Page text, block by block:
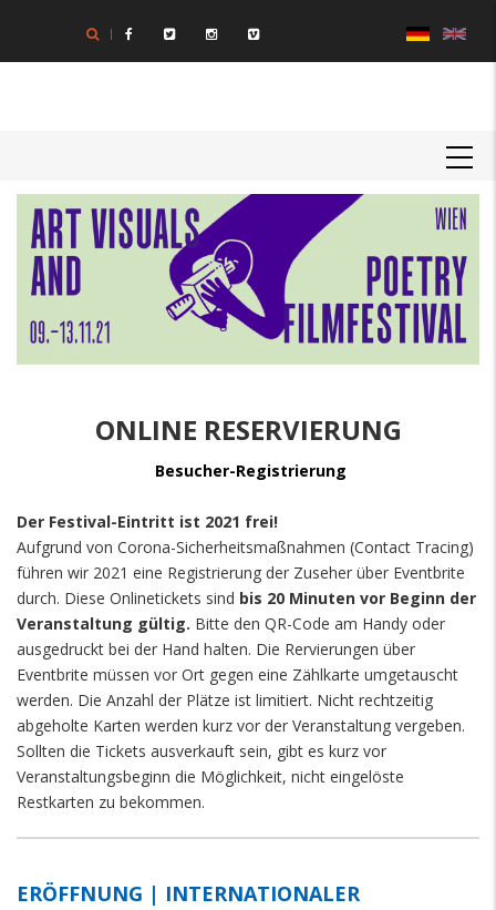
Inhalt
Textkörper
ONLINE RESERVIERUNG
Besucher-Registrierung
Der Festival-Eintritt ist 2021 frei!
Aufgrund von Corona-Sicherheitsmaßnahmen (Contact Tracing)
führen wir 2021 eine Registrierung der Zuseher über Eventbrite
durch. Diese Onlinetickets sind bis 20 Minuten vor Beginn der
Veranstaltung gültig. Bitte den QR-Code am Handy oder
ausgedruckt bei der Hand halten. Die Rervierungen über
Eventbrite müssen vor Ort gegen eine Zählkarte umgetauscht
werden. Die Anzahl der Plätze ist limitiert. Nicht rechtzeitig
abgeholte Karten werden kurz vor der Veranstaltung vergeben.
Sollten die Tickets ausverkauft sein, gibt es kurz vor
Veranstaltungsbeginn die Möglichkeit, nicht eingelöste
Restkarten zu bekommen.
ERÖFFNUNG | INTERNATIONALER